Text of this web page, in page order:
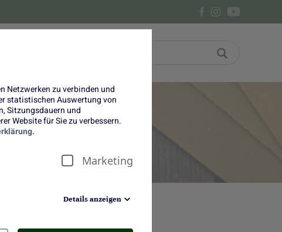
Netzwerken zu verbinden und
statistischen Auswertung von
Sitzungsdauern und
Website für Sie zu verbessern.
Marketing
Details anzeigen